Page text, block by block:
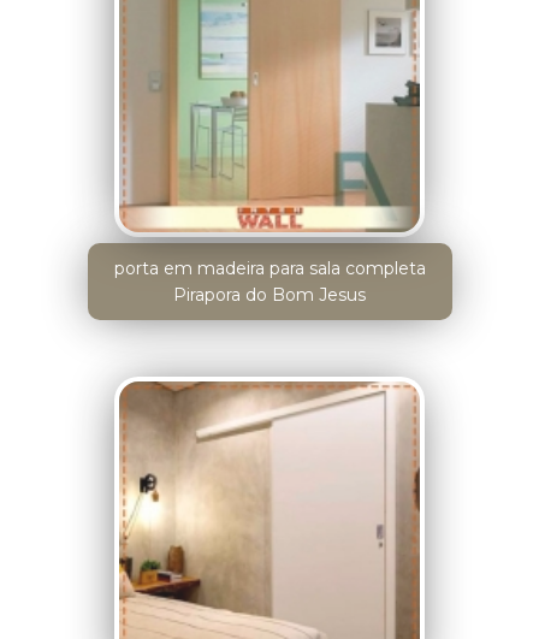
porta em madeira para sala completa
Pirapora do Bom Jesus